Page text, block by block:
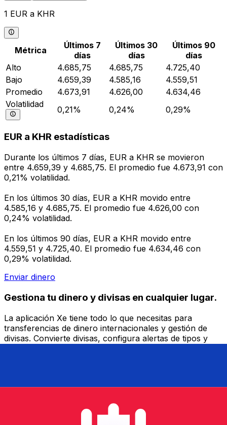
1 EUR a KHR
Métrica
Últimos 7
días
Últimos 30
días
Últimos 90
días
Alto
4.685,75 4.685,75
4.725,40
Bajo
4.659,39 4.585,16
4.559,51
Promedio
4.673,91 4.626,00
4.634,46
Volatilidad
0,21% 0,24% 0,29%
EUR a KHR estadísticas
Durante los últimos 7 días, EUR a KHR se movieron
entre 4.659,39 y 4.685,75. El promedio fue 4.673,91 con
0,21% volatilidad.
En los últimos 30 días, EUR a KHR movido entre
4.585,16 y 4.685,75. El promedio fue 4.626,00 con
0,24% volatilidad.
En los últimos 90 días, EUR a KHR movido entre
4.559,51 y 4.725,40. El promedio fue 4.634,46 con
0,29% volatilidad.
Enviar dinero
Gestiona tu dinero y divisas en cualquier lugar.
La aplicación Xe tiene todo lo que necesitas para
transferencias de dinero internacionales y gestión de
divisas. Convierte divisas, configura alertas de tipos y